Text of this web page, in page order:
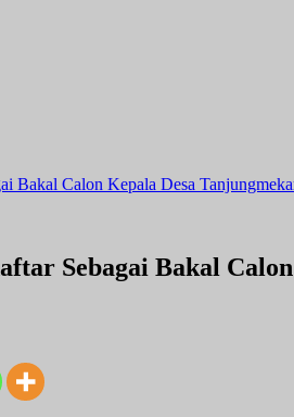
Bakal Calon Kepala Desa
Sebagai Bakal